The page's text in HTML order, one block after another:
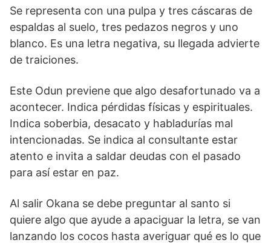
Se representa con una pulpa y tres cáscaras de
espaldas al suelo, tres pedazos negros y uno
blanco. Es una letra negativa, su llegada advierte
de traiciones.
Este Odun previene que algo desafortunado va a
acontecer. Indica pérdidas físicas y espirituales.
Indica soberbia, desacato y habladurías mal
intencionadas. Se indica al consultante estar
atento e invita a saldar deudas con el pasado
para así estar en paz.
Al salir Okana se debe preguntar al santo si
quiere algo que ayude a apaciguar la letra, se van
lanzando los cocos hasta averiguar qué es lo que